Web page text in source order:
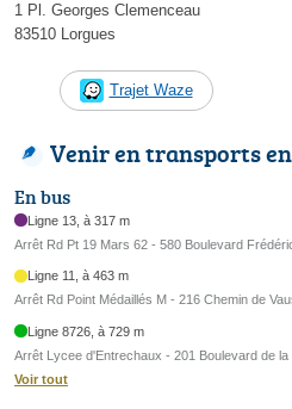
1 Pl. Georges Clemenceau
83510 Lorgues
Trajet Waze
Venir en transports
En bus
Ligne 13, à 317 m
Arrêt Rd Pt 19 Mars 62 - 580 Boulevard
Ligne 11, à 463 m
Arrêt Rd Point Médaillés M - 216 Chemin de
Ligne 8726, à 729 m
Arrêt Lycee d'Entrechaux - 201 Boulevard de la
Voir tout